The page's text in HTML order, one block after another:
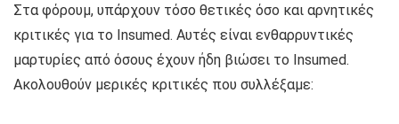
Στα φόρουμ, υπάρχουν τόσο θετικές όσο και αρνητικές
κριτικές για το Insumed. Αυτές είναι ενθαρρυντικές
μαρτυρίες από όσους έχουν ήδη βιώσει το Insumed.
Ακολουθούν μερικές κριτικές που συλλέξαμε: